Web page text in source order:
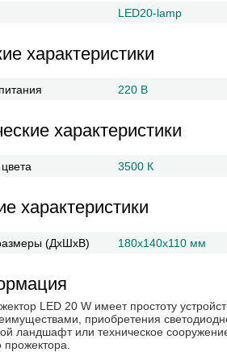
LED20-lamp
характеристики
220 В
характеристики
3500 К
характеристики
(ДхШхВ) 180х140х110 мм
LED 20 W имеет простоту
приобретения
ландшафт или техническое